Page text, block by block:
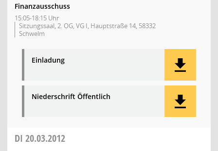
Finanzausschuss
15:05-18:15 Uhr
Sitzungssaal, 2. OG, VG I, Hauptstraße 14, 58332
Schwelm
Einladung
Niederschrift Öffentlich
DI 20.03.2012